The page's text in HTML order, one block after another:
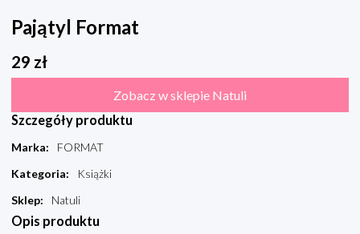
Pajątyl Format
29 zł
Zobacz w sklepie Natuli
Szczegóły produktu
Marka:
FORMAT
Kategoria:
Książki
Sklep: Natuli
Opis produktu